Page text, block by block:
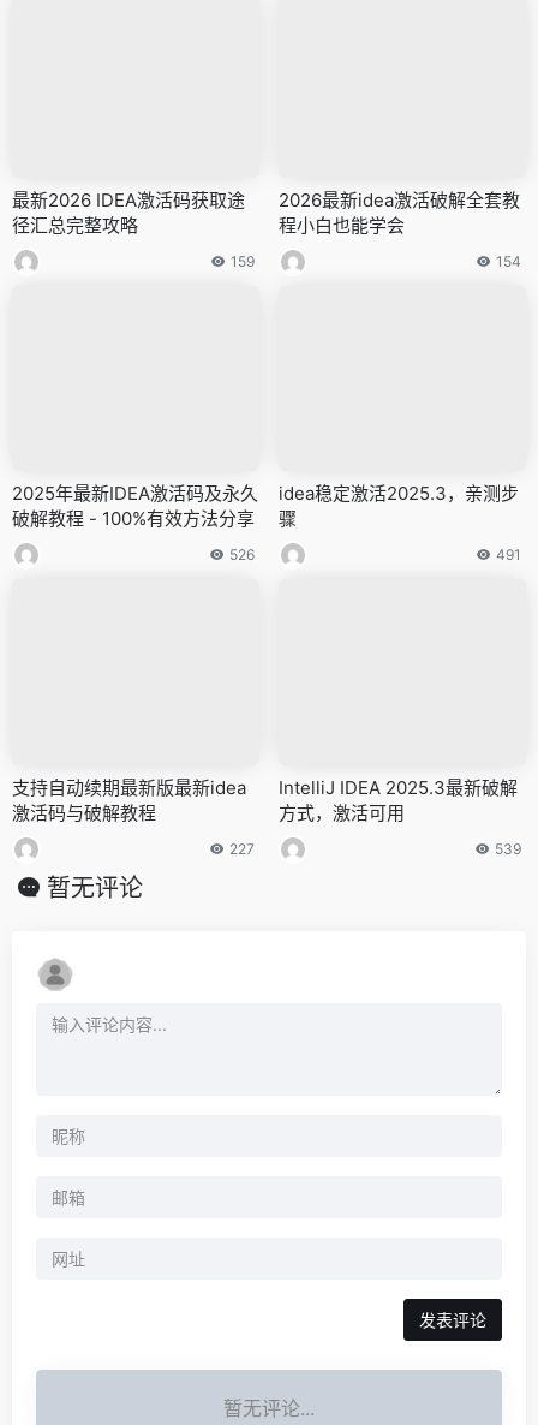
最新2026 IDEA激活码获取途
径汇总完整攻略
159
2026最新idea激活破解全套教
程小白也能学会
154
2025年最新IDEA激活码及永久
破解教程 - 100%有效方法分享
526
idea稳定激活2025.3，亲测步
骤
491
支持自动续期最新版最新idea
激活码与破解教程
227
IntelliJ IDEA 2025.3最新破解
方式，激活可用
539
暂无评论
暂无评论...